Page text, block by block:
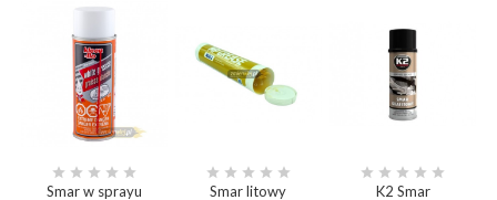
    
Smar w sprayu
    
Smar litowy
    
K2 Smar